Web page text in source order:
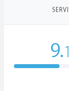
9.